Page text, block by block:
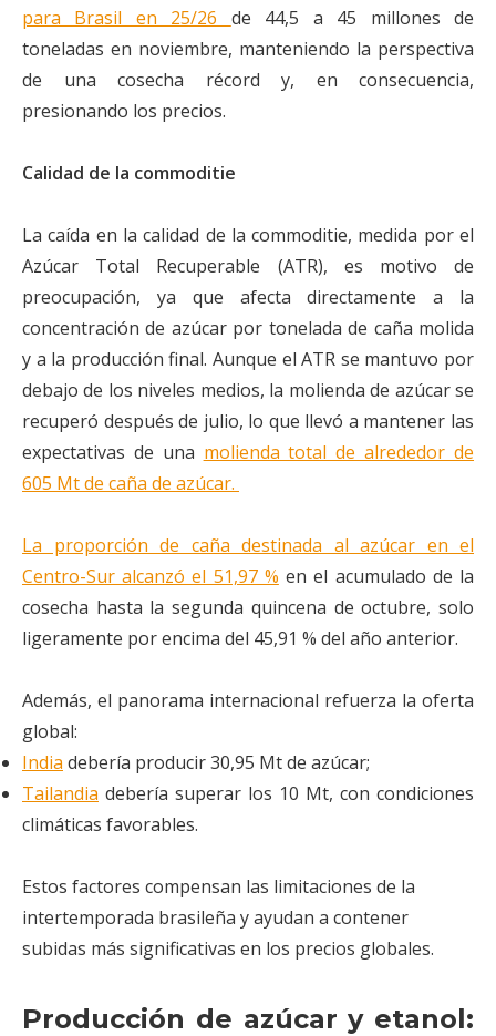
para Brasil en 25/26 de 44,5 a 45 millones de
toneladas en noviembre, manteniendo la perspectiva
de una cosecha récord y, en consecuencia,
presionando los precios.
Calidad de la commoditie
La caída en la calidad de la commoditie, medida por el
Azúcar Total Recuperable (ATR), es motivo de
preocupación, ya que afecta directamente a la
concentración de azúcar por tonelada de caña molida
y a la producción final. Aunque el ATR se mantuvo por
debajo de los niveles medios, la molienda de azúcar se
recuperó después de julio, lo que llevó a mantener las
expectativas de una molienda total de alrededor de
605 Mt de caña de azúcar.
La proporción de caña destinada al azúcar en el
Centro-Sur alcanzó el 51,97 % en el acumulado de la
cosecha hasta la segunda quincena de octubre, solo
ligeramente por encima del 45,91 % del año anterior.
Además, el panorama internacional refuerza la oferta
global:
India debería producir 30,95 Mt de azúcar;
Tailandia debería superar los 10 Mt, con condiciones
climáticas favorables.
Estos factores compensan las limitaciones de la
intertemporada brasileña y ayudan a contener
subidas más significativas en los precios globales.
Producción de azúcar y etanol: